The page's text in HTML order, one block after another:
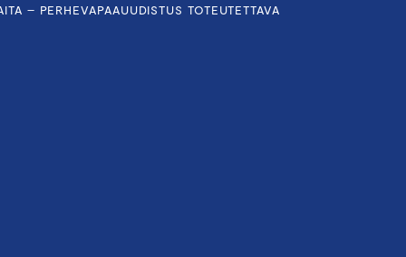
– PERHEVAPAAUUDISTUS TOTEUTETTAVA